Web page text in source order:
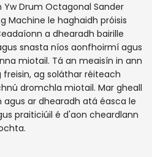
Yw Drum Octagonal Sander
Machine le haghaidh próisis
a dhearadh bairille
snasta níos aonfhoirmí agus
miotail. Tá an meaisín in ann
ag soláthar réiteach
dromchla miotail. Mar gheall
ar dhearadh atá éasca le
praiticiúil é d'aon cheardlann